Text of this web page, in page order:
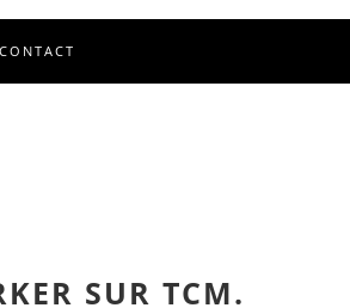
CONTACT
SUR TCM.